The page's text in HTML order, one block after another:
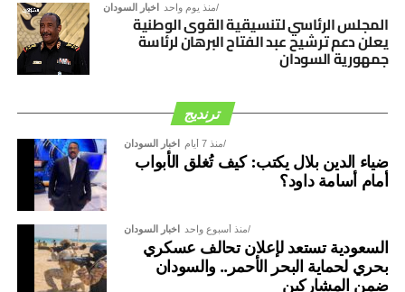
اخبار السودان منذ يوم واحد
المجلس الرئاسي لتنسيقية القوى الوطنية
يعلن دعم ترشيح عبد الفتاح البرهان لرئاسة
جمهورية السودان
ترنديج
اخبار السودان منذ 7 أيام
ضياء الدين بلال يكتب: كيف تُغلق الأبواب
أمام أسامة داود؟
اخبار السودان منذ أسبوع واحد
السعودية تستعد لإعلان تحالف عسكري
بحري لحماية البحر الأحمر.. والسودان
ضمن المشاركين